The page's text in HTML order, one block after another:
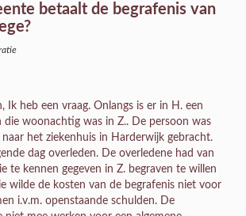
betaalt de begrafenis van
Ik heb een vraag. Onlangs is er in H. een
die woonachtig was in Z.. De persoon was
het ziekenhuis in Harderwijk gebracht.
dag overleden. De overledene had van
te kennen gegeven in Z. begraven te willen
wilde de kosten van de begrafenis niet voor
i.v.m. openstaande schulden. De